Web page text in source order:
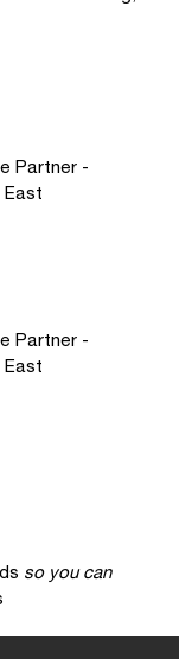
Partner -
East
Partner -
East
so you can